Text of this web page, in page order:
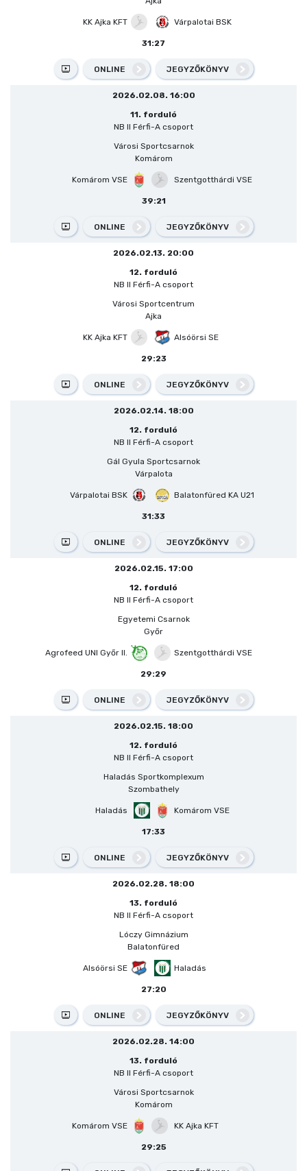
KK Ajka KFT Várpalotai BSK
31:27
ONLINE JEGYZŐKÖNYV
2026.02.08. 16:00
11. forduló
NB II Férfi-A csoport
Városi Sportcsarnok
Komárom
Komárom VSE Szentgotthárdi VSE
39:21
ONLINE JEGYZŐKÖNYV
2026.02.13. 20:00
12. forduló
NB II Férfi-A csoport
Városi Sportcentrum
Ajka
KK Ajka KFT Alsóörsi SE
29:23
ONLINE JEGYZŐKÖNYV
2026.02.14. 18:00
12. forduló
NB II Férfi-A csoport
Gál Gyula Sportcsarnok
Várpalota
Várpalotai BSK Balatonfüred KA U21
31:33
ONLINE JEGYZŐKÖNYV
2026.02.15. 17:00
12. forduló
NB II Férfi-A csoport
Egyetemi Csarnok
Győr
Agrofeed UNI Győr II. Szentgotthárdi VSE
29:29
ONLINE JEGYZŐKÖNYV
2026.02.15. 18:00
12. forduló
NB II Férfi-A csoport
Haladás Sportkomplexum
Szombathely
Haladás Komárom VSE
17:33
ONLINE JEGYZŐKÖNYV
2026.02.28. 18:00
13. forduló
NB II Férfi-A csoport
Lóczy Gimnázium
Balatonfüred
Alsóörsi SE Haladás
27:20
ONLINE JEGYZŐKÖNYV
2026.02.28. 14:00
13. forduló
NB II Férfi-A csoport
Városi Sportcsarnok
Komárom
Komárom VSE KK Ajka KFT
29:25